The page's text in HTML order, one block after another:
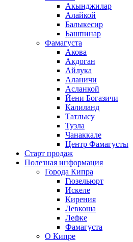
Акынджилар
Алайкой
Балыкесир
Башпинар
Фамагуста
Акова
Акдоган
Айлука
Аланичи
Асланкой
Йени Богазичи
Калиланд
Татлысу
Тузла
Чанаккале
Центр Фамагусты
Старт продаж
Полезная информация
Города Кипра
Гюзельюрт
Искеле
Кирения
Левкоша
Лефке
Фамагуста
О Кипре